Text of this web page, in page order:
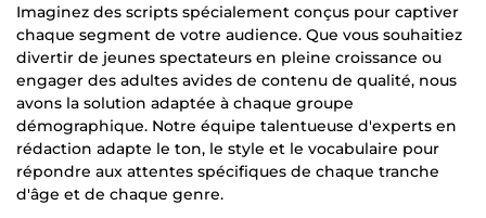
Imaginez des scripts spécialement conçus pour captiver
chaque segment de votre audience. Que vous souhaitiez
divertir de jeunes spectateurs en pleine croissance ou
engager des adultes avides de contenu de qualité, nous
avons la solution adaptée à chaque groupe
démographique. Notre équipe talentueuse d'experts en
rédaction adapte le ton, le style et le vocabulaire pour
répondre aux attentes spécifiques de chaque tranche
d'âge et de chaque genre.